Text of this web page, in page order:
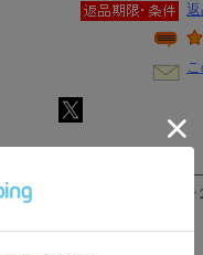
に本格的なうに飯。ひと瓶